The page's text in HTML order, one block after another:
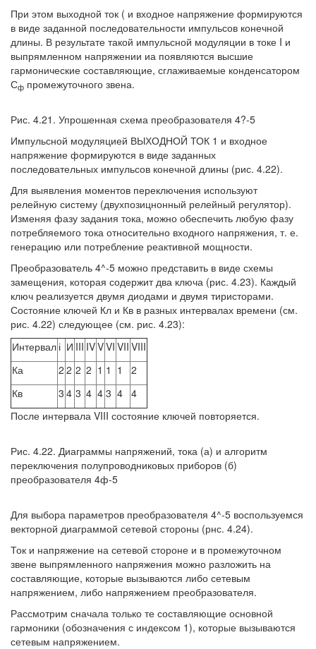
При этом выходной ток ( и входное напряжение формируются
в виде заданной последовательности импульсов конечной
длины. В результате такой импульсной модуляции в токе I и
выпрямленном напряжении иа появляются высшие
гармонические составляющие, сглаживаемые конденсатором
Сф промежуточного звена.
Рис. 4.21. Упрошенная схема преобразователя 4?-5
Импульсной модуляцией ВЫХОДНОЙ ТОК 1 и входное
напряжение формируются в виде заданных
последовательных импульсов конечной длины (рис. 4.22).
Для выявления моментов переключения используют
релейную систему (двухпозицнонный релейный регулятор).
Изменяя фазу задания тока, можно обеспечить любую фазу
потребляемого тока относительно входного напряжения, т. е.
генерацию или потребление реактивной мощности.
Преобразователь 4^-5 можно представить в виде схемы
замещения, которая содержит два ключа (рис. 4.23). Каждый
ключ реализуется двумя диодами и двумя тиристорами.
Состояние ключей Кл и Кв в разных интервалах времени (см.
рис. 4.22) следующее (см. рис. 4.23):
Интервал і И III IVVVI VII VIII
Ка
2 2 2 2 1 1 1
2
Кв
3 4 3 4 4 3 4 4
После интервала VIII состояние ключей повторяется.
Рис. 4.22. Диаграммы напряжений, тока (а) и алгоритм
переключения полупроводниковых приборов (б)
преобразователя 4ф-5
Для выбора параметров преобразователя 4^-5 воспользуемся
векторной диаграммой сетевой стороны (рнс. 4.24).
Ток и напряжение на сетевой стороне и в промежуточном
звене выпрямленного напряжения можно разложить на
составляющие, которые вызываются либо сетевым
напряжением, либо напряжением преобразователя.
Рассмотрим сначала только те составляющие основной
гармоники (обозначения с индексом 1), которые вызываются
сетевым напряжением.